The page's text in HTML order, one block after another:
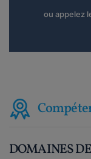
ou appelez
DOMAINES